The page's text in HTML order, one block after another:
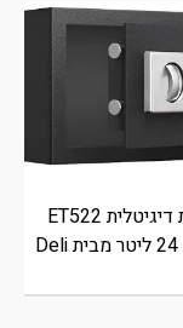
כספת דיגיטלית ET522